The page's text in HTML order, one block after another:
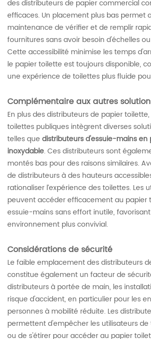
des distributeurs de papier commercial
efficaces. Un placement plus bas permet
maintenance de vérifier et de remplir
fournitures sans avoir besoin d'échelles
Cette accessibilité minimise les temps
le papier toilette est toujours disponible,
une expérience de toilettes plus fluide
Complémentaire aux autres
En plus des distributeurs de papier
toilettes publiques intègrent diverses
telles que distributeurs d'essuie-mains en
inoxydable. Ces distributeurs sont
montés bas pour des raisons similaires.
de distributeurs à des hauteurs
rationaliser l’expérience des toilettes. Les
peuvent accéder efficacement au papier
essuie-mains sans effort inutile,
environnement plus convivial.
Considérations de sécurité
Le faible emplacement des distributeurs
constitue également un facteur de
distributeurs à portée de main, les
risque d'accident, en particulier pour les
personnes à mobilité réduite. Les
permettent d'empêcher les utilisateurs
ou de s'étirer pour accéder au papier